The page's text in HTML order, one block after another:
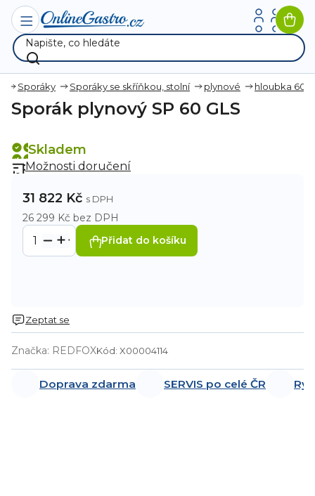
Přejít
obsah
Sporáky Sporáky se skříňkou, stolní plynové hloubka
Sporák plynový SP 60 GLS
Značka: REDFOXKód: X00004114
Skladem
Možnosti doručení
31 822 Kč
26 299 Kč bez DPH
Přidat do košíku
Zeptat se
Doprava zdarma SERVIS po celé ČR